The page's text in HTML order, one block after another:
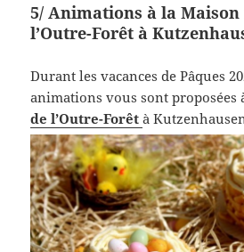
5/ Animations à la
l’Outre-Forêt à
Durant les vacances de Pâques
animations vous sont proposées
de l’Outre-Forêt à